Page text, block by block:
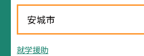
安城市
就学援助